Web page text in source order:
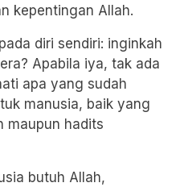
kepentingan Allah.
diri sendiri: inginkah
Apabila iya, tak ada
apa yang sudah
manusia, baik yang
maupun hadits
butuh Allah,